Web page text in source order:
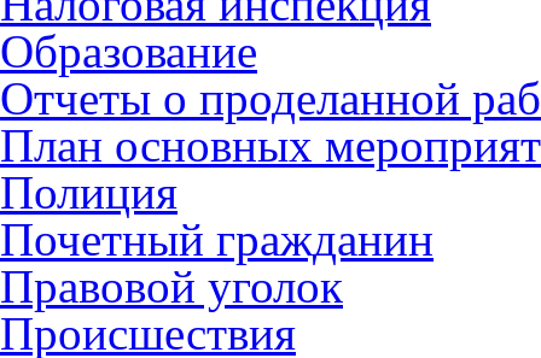
Образование
Отчеты о проделанной
План основных
Полиция
Почетный гражданин
Правовой уголок
Происшествия